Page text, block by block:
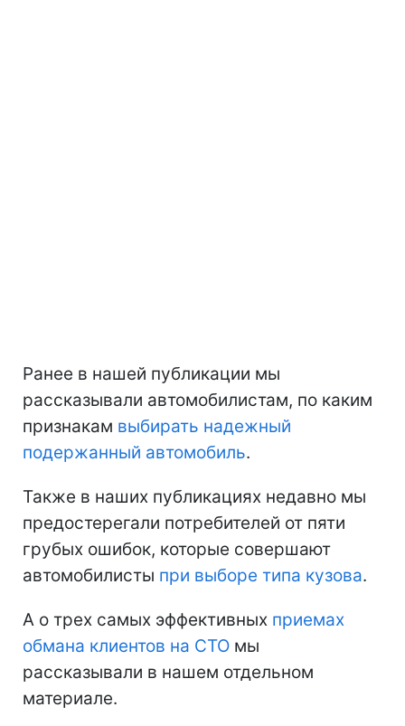
Ранее в нашей публикации мы
рассказывали автомобилистам, по каким
признакам выбирать надежный
подержанный автомобиль.
Также в наших публикациях недавно мы
предостерегали потребителей от пяти
грубых ошибок, которые совершают
автомобилисты при выборе типа кузова.
А о трех самых эффективных приемах
обмана клиентов на СТО мы
рассказывали в нашем отдельном
материале.